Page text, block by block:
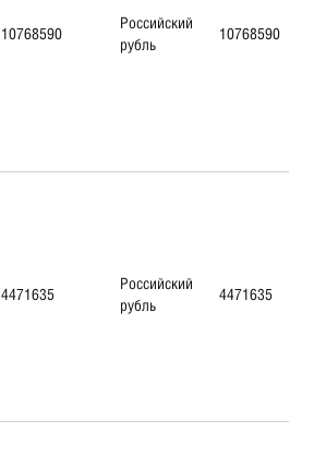
10768590
Российский
рубль
10768590
4471635
Российский
рубль
4471635